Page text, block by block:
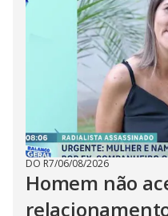
DO R7/06/08/2026
Homem não